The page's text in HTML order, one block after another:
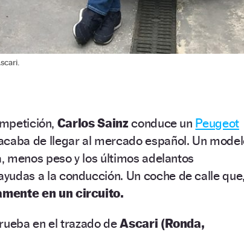
Carlos Sainz conduce un Peugeot
de llegar al mercado español. Un
menos peso y los últimos adelantos
a la conducción. Un coche de calle
en un circuito.
en el trazado deAscari (Ronda,